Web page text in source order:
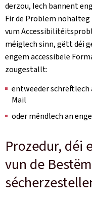
derzou, Iech bannent
Fir de Problem
vum
méiglech sinn, gëtt déi
engem accessibele
zougestallt:
entweeder schrëftlech
Mail
oder mëndlech an
Prozedur, déi
vun de